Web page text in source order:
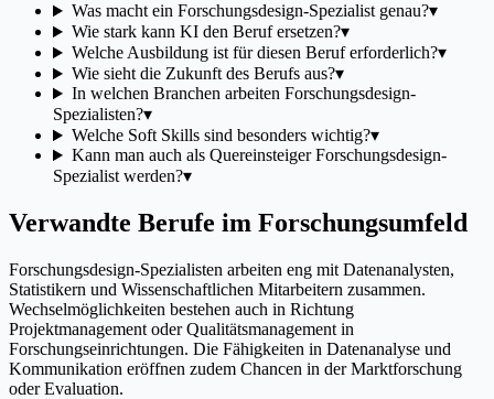
Was macht ein Forschungsdesign-Spezialist genau?▾
Wie stark kann KI den Beruf ersetzen?▾
Welche Ausbildung ist für diesen Beruf erforderlich?▾
Wie sieht die Zukunft des Berufs aus?▾
In welchen Branchen arbeiten Forschungsdesign-
Spezialisten?▾
Welche Soft Skills sind besonders wichtig?▾
Kann man auch als Quereinsteiger Forschungsdesign-
Spezialist werden?▾
Verwandte Berufe im Forschungsumfeld
Forschungsdesign-Spezialisten arbeiten eng mit Datenanalysten,
Statistikern und Wissenschaftlichen Mitarbeitern zusammen.
Wechselmöglichkeiten bestehen auch in Richtung
Projektmanagement oder Qualitätsmanagement in
Forschungseinrichtungen. Die Fähigkeiten in Datenanalyse und
Kommunikation eröffnen zudem Chancen in der Marktforschung
oder Evaluation.